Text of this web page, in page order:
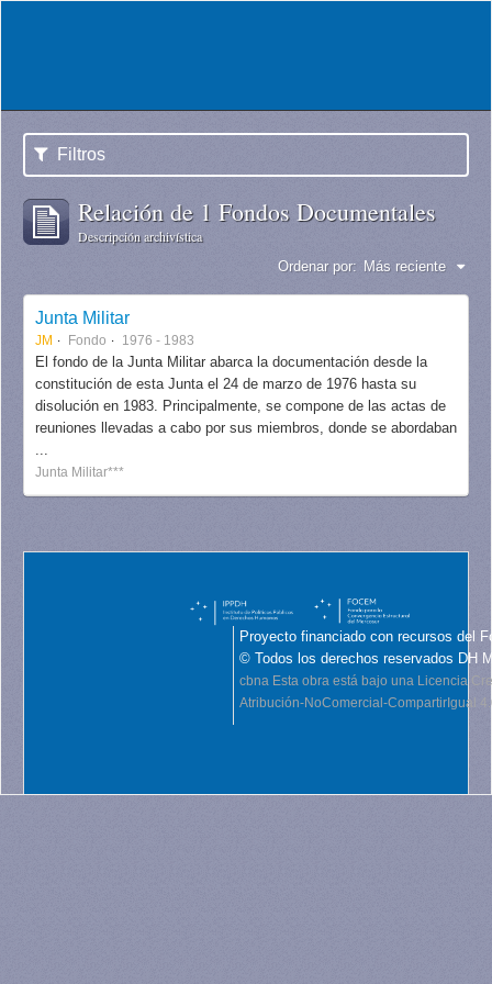
Filtros
Relación de 1 Fondos Documentales
Descripción archivística
Ordenar por: Más reciente
Junta Militar
JM Fondo 1976 - 1983
El fondo de la Junta Militar abarca la documentación desde la
constitución de esta Junta el 24 de marzo de 1976 hasta su
disolución en 1983. Principalmente, se compone de las actas de
reuniones llevadas a cabo por sus miembros, donde se abordaban
...
Junta Militar***
Proyecto financiado con recursos del
© Todos los derechos reservados DH
cbna Esta obra está bajo una Licencia
Atribución-NoComercial-CompartirIgual